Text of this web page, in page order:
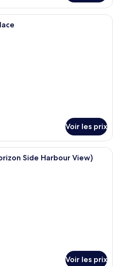
Une chambre d’hôtel avec deux lits,
Voir les prix
Une chambre d’hôtel avec un
Side Harbour View)
Voir les prix